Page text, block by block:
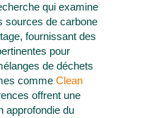
qui examine
sources de carbone
fournissant des
pour
de déchets
comme Clean
offrent une
approfondie du